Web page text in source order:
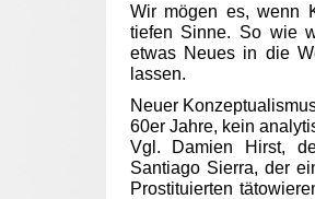
Wir mögen es, wenn
tiefen Sinne. So wie
etwas Neues in die
lassen.
Neuer
60er Jahre, kein
Vgl. Damien Hirst,
Santiago Sierra, der
Prostituierten